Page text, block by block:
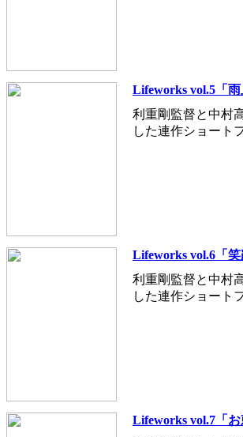
Lifeworks vol.5「雨
利重剛監督と中村
した連作ショート
Lifeworks vol.6「笑
利重剛監督と中村
した連作ショート
Lifeworks vol.7「お